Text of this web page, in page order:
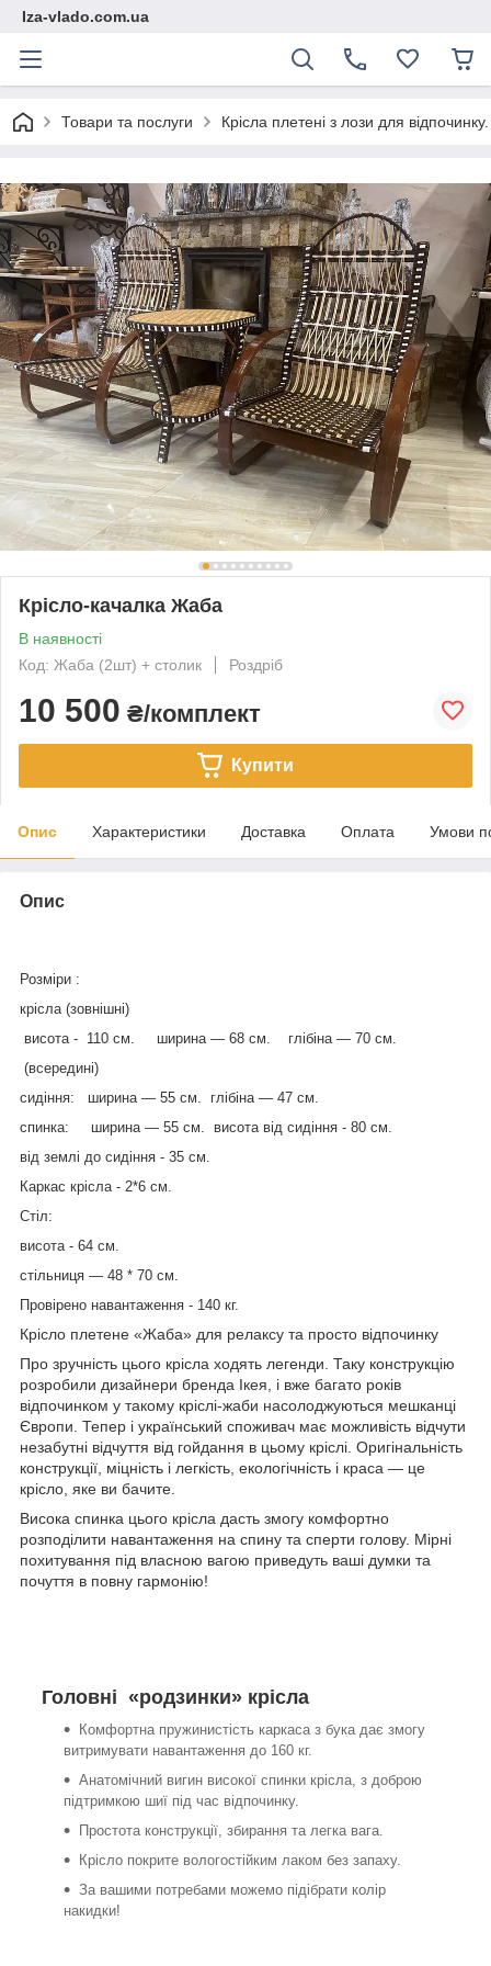
Iza-vlado.com.ua
Товари та послуги Крісла плетені з лози для
Крісло-качалка Жаба
В наявності
Код: Жаба (2шт) + столик
Роздріб
10 500 ₴/комплект
Купити
Опис Характеристики Доставка Оплата Умови
Опис
Розміри :
крісла (зовнішні)
висота - 110 см. ширина — 68 см. глібіна — 70 см.
(всередині)
сидіння: ширина — 55 см. глібіна — 47 см.
спинка: ширина — 55 см. висота від сидіння - 80 см.
від землі до сидіння - 35 см.
Каркас крісла - 2*6 см.
Стіл:
висота - 64 см.
стільниця — 48 * 70 см.
Провірено навантаження - 140 кг.
Крісло плетене «Жаба» для релаксу та просто відпочинку
Про зручність цього крісла ходять легенди. Таку конструкцію
розробили дизайнери бренда Ікея, і вже багато років
відпочинком у такому кріслі-жаби насолоджуються мешканці
Європи. Тепер і український споживач має можливість відчути
незабутні відчуття від гойдання в цьому кріслі. Оригінальність
конструкції, міцність і легкість, екологічність і краса — це
крісло, яке ви бачите.
Висока спинка цього крісла дасть змогу комфортно
розподілити навантаження на спину та сперти голову. Мірні
похитування під власною вагою приведуть ваші думки та
почуття в повну гармонію!
Головні «родзинки» крісла
Комфортна пружинистість каркаса з бука дає змогу
витримувати навантаження до 160 кг.
Анатомічний вигин високої спинки крісла, з доброю
підтримкою шиї під час відпочинку.
Простота конструкції, збирання та легка вага.
Крісло покрите вологостійким лаком без запаху.
За вашими потребами можемо підібрати колір
накидки!